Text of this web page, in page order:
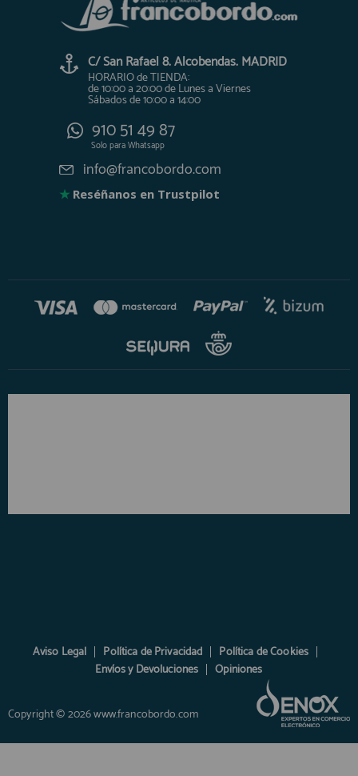
C/ San Rafael 8. Alcobendas. MADRID
HORARIO de TIENDA:
de 10:00 a 20:00 de Lunes a Viernes
Sábados de 10:00 a 14:00
910 51 49 87
Solo paraWhatsapp
info@francobordo.com
★ Reséñanos en Trustpilot
Aviso Legal Política de Privacidad
Política de Cookies
Envíos y Devoluciones
Opiniones
Copyright © 2026 www.francobordo.com